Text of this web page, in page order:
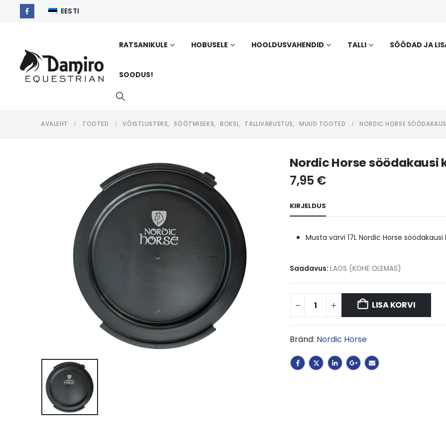
EESTI
RATSANIKULE HOBUSELE HOOLDUSVAHENDID TALLI SÖÖDAD JA
SOODUS!
AVALEHT TOOTED VÕISTLUSTEKS, SÖÖTMISEKS, BOKSI, TALLIVARUSTUS, MUUD TOOTED NORDIC HORSE
Nordic Horse söödakausi
7,95 €
KIRJELDUS
Musta värvi 17L Nordic Horse söödakausi
Saadavus: LAOS (KOHE OLEMAS)
LISA KORVI
Bränd: Nordic Horse